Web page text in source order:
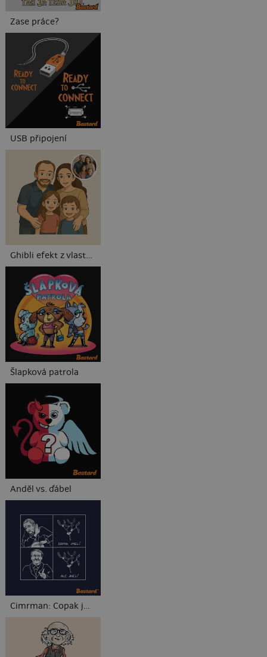
Zase práce?
USB připojení
Ghibli efekt z vlastní fotky
Šlapková patrola
Anděl vs. ďábel
Cimrman: Copak jmelí